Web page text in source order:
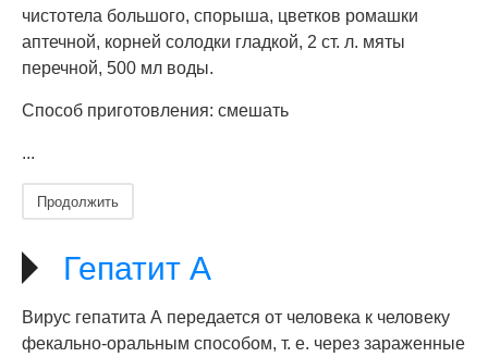
чистотела большого, спорыша, цветков ромашки
аптечной, корней солодки гладкой, 2 ст. л. мяты
перечной, 500 мл воды.
Способ приготовления: смешать
...
Продолжить
Гепатит А
Вирус гепатита А передается от человека к человеку
фекально-оральным способом, т. е. через зараженные